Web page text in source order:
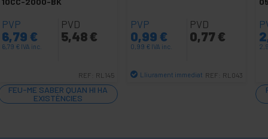
PVP
6,79 €
6,79 € IVA inc.
PVD
5,48 €
REF: RL145
FEU-ME SABER QUAN HI HA
EXISTÈNCIES
PVP
0,99 €
0,99 € IVA inc.
PVD
0,77 €
Lliurament immediat REF: RL043